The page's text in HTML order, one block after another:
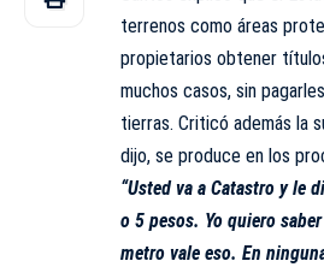
terrenos como áreas
propietarios obtener
muchos casos, sin
tierras. Criticó además la
dijo, se produce en los
“Usted va a Catastro y le
o 5 pesos. Yo quiero
metro vale eso. En